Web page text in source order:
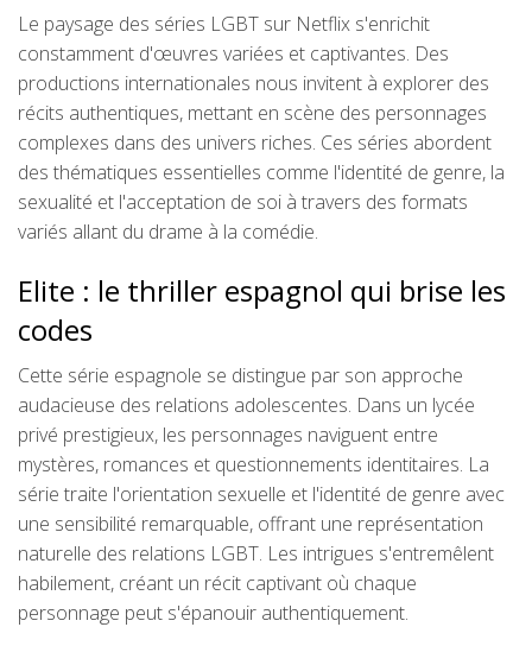
Le paysage des séries LGBT sur Netflix s'enrichit
constamment d'œuvres variées et captivantes. Des
productions internationales nous invitent à explorer des
récits authentiques, mettant en scène des personnages
complexes dans des univers riches. Ces séries abordent
des thématiques essentielles comme l'identité de genre, la
sexualité et l'acceptation de soi à travers des formats
variés allant du drame à la comédie.
Elite : le thriller espagnol qui brise les
codes
Cette série espagnole se distingue par son approche
audacieuse des relations adolescentes. Dans un lycée
privé prestigieux, les personnages naviguent entre
mystères, romances et questionnements identitaires. La
série traite l'orientation sexuelle et l'identité de genre avec
une sensibilité remarquable, offrant une représentation
naturelle des relations LGBT. Les intrigues s'entremêlent
habilement, créant un récit captivant où chaque
personnage peut s'épanouir authentiquement.